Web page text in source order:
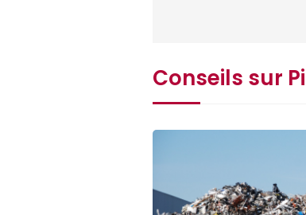
Conseils sur